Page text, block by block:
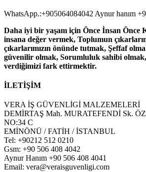
WhatsApp.:+905064084042 Aynur hanım
Daha iyi bir yaşam için Önce İnsan Önce
insana değer vermek, Toplumun
çıkarlarımızın önünde tutmak, Şeffaf
güvenilir olmak, Sorumluluk sahibi
verdiğimizi fark ettirmektir.
İLETİŞİM
VERA İŞ GÜVENLİGİ MALZEMELERİ
DEMİRTAŞ Mah. MURATEFENDİ Sk.
NO:34 C
EMİNÖNÜ / FATİH / İSTANBUL
Tel: +90212 512 0210
Gsm: +90 506 408 4042
Aynur Hanım +90 506 408 4041
Email: vera@veraisguvenligi.com